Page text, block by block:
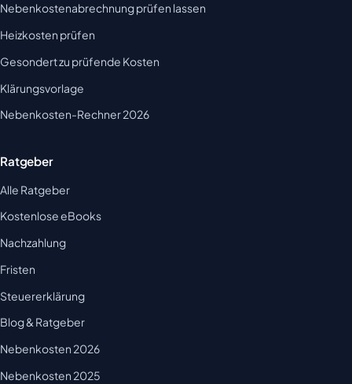
Nebenkostenabrechnung prüfen lassen
Heizkosten prüfen
Gesondert zu prüfende Kosten
Klärungsvorlage
Nebenkosten-Rechner 2026
Ratgeber
Alle Ratgeber
Kostenlose eBooks
Nachzahlung
Fristen
Steuererklärung
Blog & Ratgeber
Nebenkosten 2026
Nebenkosten 2025